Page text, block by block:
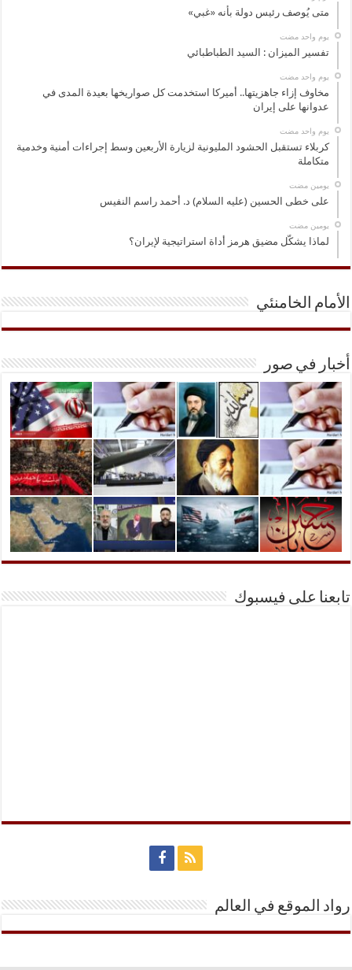
متى يُوصف رئيس دولة بأنه «غبي»
‏يوم واحد مضت
تفسير الميزان : السيد الطباطبائي
‏يوم واحد مضت
مخاوف إزاء جاهزيتها.. أميركا استخدمت كل صواريخها بعيدة المدى في
عدوانها على إيران
‏يوم واحد مضت
كربلاء تستقبل الحشود المليونية لزيارة الأربعين وسط إجراءات أمنية وخدمية
متكاملة
‏يومين مضت
على خطى الحسين (عليه السلام) د. أحمد راسم النفيس
‏يومين مضت
لماذا يشكّل مضيق هرمز أداة استراتيجية لإيران؟
الأمام الخامنئي
أخبار في صور
تابعنا على فيسبوك
رواد الموقع في العالم